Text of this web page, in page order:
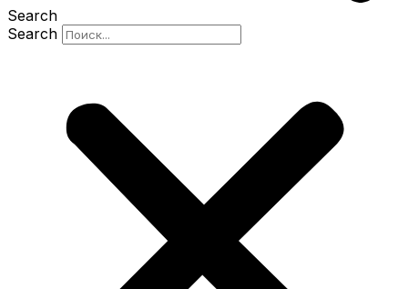
Search
Search